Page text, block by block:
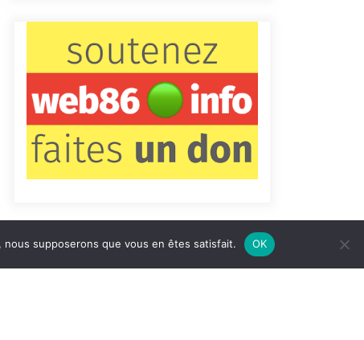
supposerons que vous en êtes satisfait. OK